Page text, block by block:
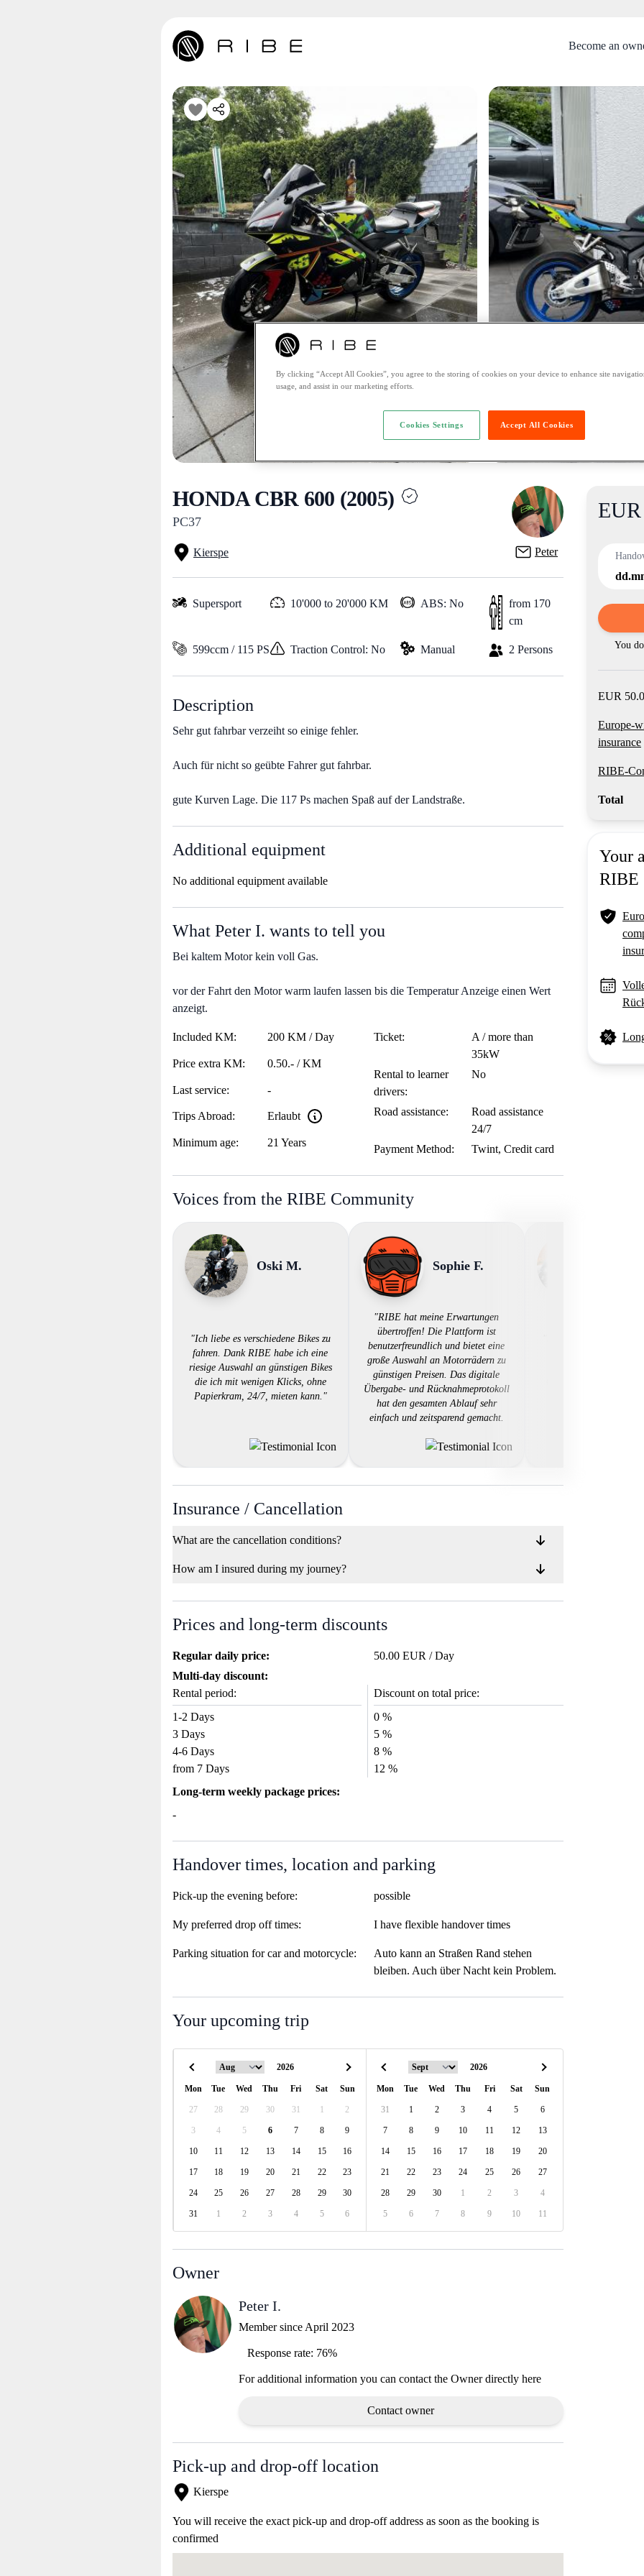
Become an
HONDA CBR 600 (2005)
PC37
Kierspe Peter
Product
You
EUR
Europe-
insurance
RIBE-
Total
Your
RIBE
Supersport 10'000 to 20'000 KM ABS: No
from 170
cm
599ccm / 115 PS Traction Control: No Manual 2 Persons
Description
Sehr gut fahrbar verzeiht so einige fehler.
Auch für nicht so geübte Fahrer gut fahrbar.
gute Kurven Lage. Die 117 Ps machen Spaß auf der Landstraße.
Additional equipment
No additional equipment available
What Peter I. wants to tell you
Bei kaltem Motor kein voll Gas.
vor der Fahrt den Motor warm laufen lassen bis die Temperatur Anzeige einen Wert
anzeigt.
Included KM: 200 KM / Day
Price extra KM: 0.50.- / KM
Last service: -
Trips Abroad: Erlaubt
Minimum age: 21 Years
Ticket:
A / more than
35kW
Rental to learner
drivers:
No
Road assistance:
Road assistance
24/7
Payment Method:
Twint, Credit card
Voices from the RIBE Community
Oski M.
"Ich liebe es verschiedene Bikes zu
fahren. Dank RIBE habe ich eine
riesige Auswahl an günstigen Bikes
die ich mit wenigen Klicks, ohne
Papierkram, 24/7, mieten kann."
Sophie F.
"RIBE hat meine Erwartungen
übertroffen! Die Plattform ist
benutzerfreundlich und bietet eine
große Auswahl an Motorrädern zu
günstigen Preisen. Das digitale
Übergabe- und Rücknahmeprotokoll
hat den gesamten Ablauf sehr
einfach und zeitsparend gemacht.
hilfsbereit und reagierte schnell auf
Insurance / Cancellation
What are the cancellation conditions?
How am I insured during my journey?
Prices and long-term discounts
Regular daily price:
50.00 EUR / Day
Multi-day discount:
Rental period:
Discount on total price:
1-2 Days
0 %
3 Days
5 %
4-6 Days
8 %
from 7 Days
12 %
Long-term weekly package prices:
-
Handover times, location and parking
Pick-up the evening before: possible
My preferred drop off times: I have flexible handover times
Parking situation for car and motorcycle:
Auto kann an Straßen Rand stehen
bleiben. Auch über Nacht kein Problem.
Your upcoming trip
Mon Tue Wed Thu Fri Sat Sun
27 28 29 30 31 1 2
3 4 5 6 7 8 9
10 11 12 13 14 15 16
17 18 19 20 21 22 23
24 25 26 27 28 29 30
31 1 2 3 4 5 6
Mon Tue Wed Thu Fri Sat Sun
31 1 2 3 4 5 6
7 8 9 10 11 12 13
14 15 16 17 18 19 20
21 22 23 24 25 26 27
28 29 30 1 2 3 4
5 6 7 8 9 10 11
Owner
Peter I.
Member since April 2023
Response rate: 76%
For additional information you can contact the Owner directly here
Contact owner
Pick-up and drop-off location
Kierspe
You will receive the exact pick-up and drop-off address as soon as the booking is
confirmed
By clicking “Accept All Cookies”, you agree to the storing of cookies on your device to enhance site
usage, and assist in our marketing efforts.
Accept All Cookies
Cookies Settings